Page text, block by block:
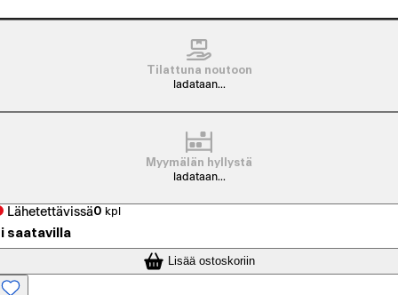
Tilattuna noutoon
ladataan...
Myymälän hyllystä
ladataan...
Lähetettävissä0 kpl
saatavilla
Lisää ostoskoriin